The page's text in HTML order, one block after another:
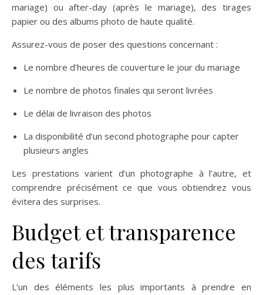
mariage) ou after-day (après le mariage), des tirages
papier ou des albums photo de haute qualité.
Assurez-vous de poser des questions concernant :
Le nombre d’heures de couverture le jour du mariage
Le nombre de photos finales qui seront livrées
Le délai de livraison des photos
La disponibilité d’un second photographe pour capter
plusieurs angles
Les prestations varient d’un photographe à l’autre, et
comprendre précisément ce que vous obtiendrez vous
évitera des surprises.
Budget et transparence
des tarifs
L’un des éléments les plus importants à prendre en